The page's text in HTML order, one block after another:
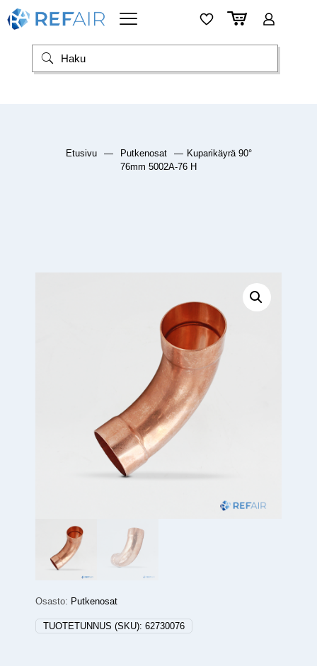
Etusivu — Putkenosat — Kuparikäyrä 90°
76mm 5002A-76 H
Osasto: Putkenosat
TUOTETUNNUS (SKU): 62730076